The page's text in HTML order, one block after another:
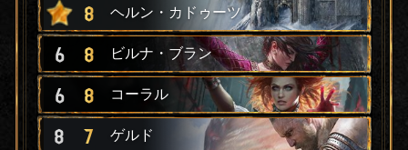
8 ヘルン・カドゥーツ
6 8 ビルナ・ブラン
6 8 コーラル
8 7 ゲルド